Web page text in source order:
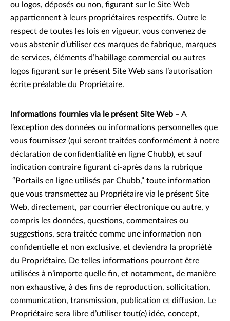
ou logos, déposés ou non, figurant sur le Site Web
appartiennent à leurs propriétaires respectifs. Outre le
respect de toutes les lois en vigueur, vous convenez de
vous abstenir d’utiliser ces marques de fabrique, marques
de services, éléments d’habillage commercial ou autres
logos figurant sur le présent Site Web sans l’autorisation
écrite préalable du Propriétaire.
Informations fournies via le présent Site Web – A
l’exception des données ou informations personnelles que
vous fournissez (qui seront traitées conformément à notre
déclaration de confidentialité en ligne Chubb), et sauf
indication contraire figurant ci-après dans la rubrique
“Portails en ligne utilisés par Chubb,” toute information
que vous transmettez au Propriétaire via le présent Site
Web, directement, par courrier électronique ou autre, y
compris les données, questions, commentaires ou
suggestions, sera traitée comme une information non
confidentielle et non exclusive, et deviendra la propriété
du Propriétaire. De telles informations pourront être
utilisées à n’importe quelle fin, et notamment, de manière
non exhaustive, à des fins de reproduction, sollicitation,
communication, transmission, publication et diffusion. Le
Propriétaire sera libre d’utiliser tout(e) idée, concept,